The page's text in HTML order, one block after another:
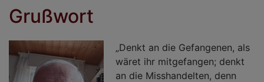
Grußwort
„Denkt an die Gefangenen, als
wäret ihr mitgefangen; denkt
an die Misshandelten, denn